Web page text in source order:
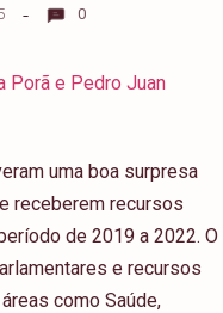
0
Porã e Pedro Juan
uma boa surpresa
receberem recursos
de 2019 a 2022. O
e recursos
como Saúde,